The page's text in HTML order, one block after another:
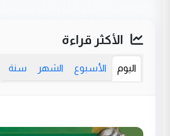
الأكثر قراءة
اليوم الأسبوع الشهر سنة